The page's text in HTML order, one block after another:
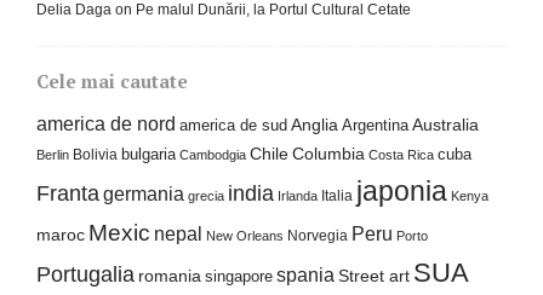
Delia Daga on Pe malul Dunării, la Portul Cultural Cetate
Cele mai cautate
america de nord america de sud Anglia Argentina Australia
Berlin Bolivia bulgaria Cambodgia Chile Columbia Costa Rica cuba
Frantagermania grecia india Irlanda Italia japonia Kenya
maroc Mexic nepal New Orleans Norvegia Peru Porto
Portugalia romania singapore spania Street art SUA